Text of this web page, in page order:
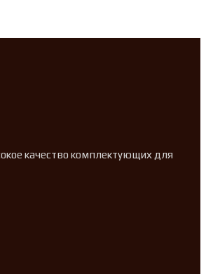
качество комплектующих для